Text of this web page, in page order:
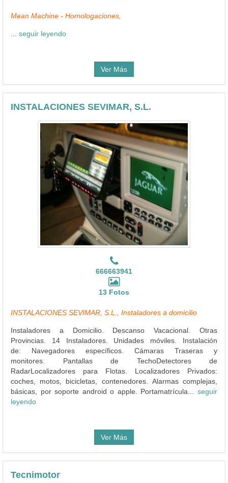
Mean Machine - Homologaciones,
seguir leyendo
Ver Más
INSTALACIONES SEVIMAR, S.L.
666663941
13 Fotos
INSTALACIONES SEVIMAR, S.L., Instaladores a domicilio
Instaladores a Domicilio. Descanso Vacacional. Otras
Provincias. 14 Instaladores. Unidades móviles. Instalación
de: Navegadores específicos. Cámaras Traseras y
monitores. Pantallas de TechoDetectores de
RadarLocalizadores para Flotas. Localizadores Privados:
coches, motos, bicicletas, contenedores. Alarmas complejas,
básicas, por soporte android o apple. Portamatrícula... seguir
leyendo
Ver Más
Tecnimotor